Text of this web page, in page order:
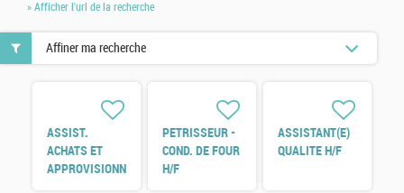
» Afficher l'url de la recherche
ASSIST.
ACHATS ET
APPROVISIONNEMENTS
PETRISSEUR -
COND. DE FOUR
H/F
ASSISTANT(E)
QUALITE H/F
Affiner ma recherche